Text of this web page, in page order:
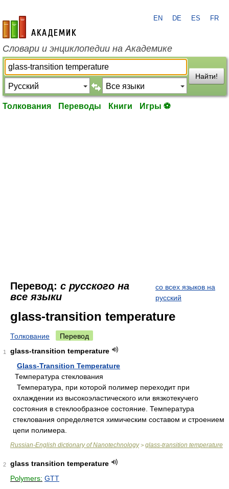
academic.ru
EN DE ES FR
Словари и энциклопедии на Академике
Найти!
Толкования Переводы Книги Игры ⚽
Перевод: с русского на
все языки
со всех языков на
русский
glass-transition temperature
Толкование Перевод
1
glass-transition temperature
Glass-Transition Temperature
Температура стеклования
Температура, при которой полимер переходит при
охлаждении из высокоэластического или вязкотекучего
состояния в стеклообразное состояние. Температура
стеклования определяется химическим составом и строением
цепи полимера.
Russian-English dictionary of Nanotechnology> glass-transition temperature
2
glass transition temperature
Polymers: GTT